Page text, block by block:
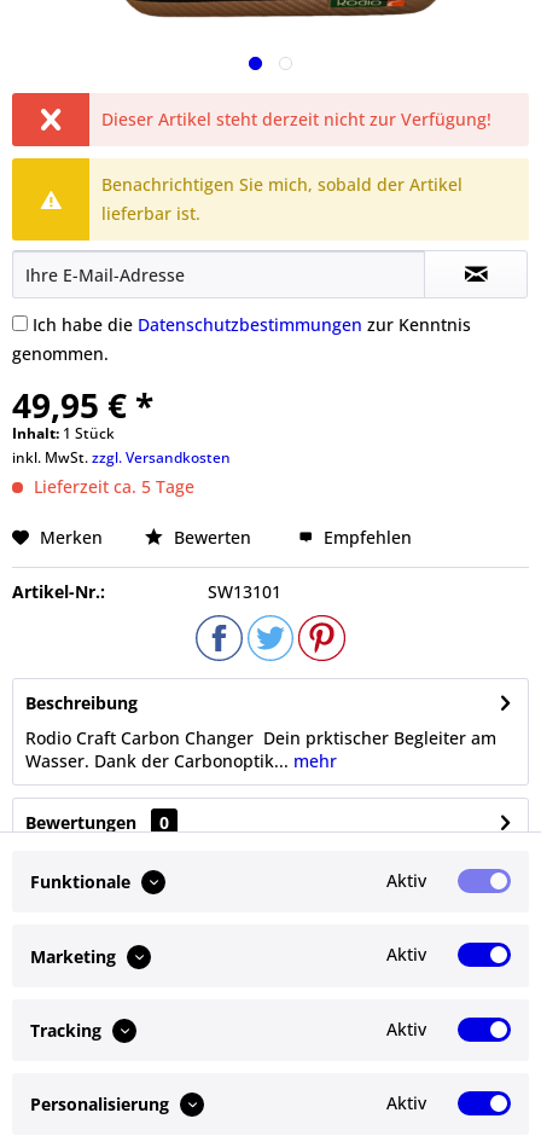
Dieser Artikel steht derzeit nicht zur Verfügung!
Benachrichtigen Sie mich, sobald der Artikel
lieferbar ist.
Ich habe die Datenschutzbestimmungen zur Kenntnis
genommen.
49,95 € *
Inhalt: 1 Stück
inkl. MwSt.zzgl. Versandkosten
Lieferzeit ca. 5 Tage
Merken Bewerten Empfehlen
Artikel-Nr.: SW13101
Beschreibung
Rodio Craft Carbon Changer Dein prktischer Begleiter am
Wasser. Dank der Carbonoptik... mehr
Bewertungen
0
Kunden haben sich ebenfalls angesehen
Service Hotline
Funktionale Aktiv
Marketing Aktiv
Tracking Aktiv
Personalisierung Aktiv